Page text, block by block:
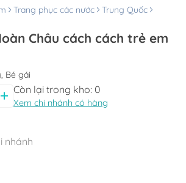
Trang phục các nước
Trung Quốc
Châu cách cách trẻ em
Bé gái
Còn lại trong kho: 0
Xem chi nhánh có hàng
nhánh